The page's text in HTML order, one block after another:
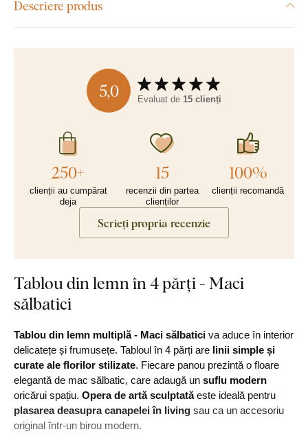
Descriere produs
5,0 Evaluat de 15 clienți
250+
clienții au cumpărat
deja
15
recenzii din partea
clienților
100%
clienții recomandă
Scrieți propria recenzie
Tablou din lemn în 4 părți - Maci
sălbatici
Tablou din lemn multiplă - Maci sălbatici va aduce în interior
delicatețe și frumusețe. Tabloul în 4 părți are linii simple și
curate ale florilor stilizate. Fiecare panou prezintă o floare
elegantă de mac sălbatic, care adaugă un suflu modern
oricărui spațiu. Opera de artă sculptatăeste ideală pentru
plasarea deasupra canapelei în living sau ca un accesoriu
original într-un birou modern.